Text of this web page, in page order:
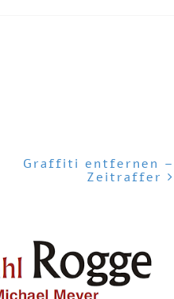
Graffiti entfernen –
Zeitraffer